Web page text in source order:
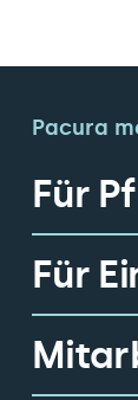
Pacura
Für
Für